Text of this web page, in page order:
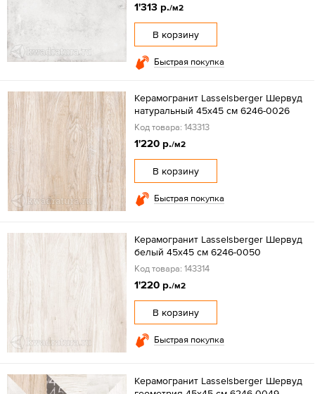
1'313 р./м2
В корзину
Быстрая покупка
Керамогранит Lasselsberger Шервуд
натуральный 45х45 см 6246-0026
Код товара: 143313
1'220 р./м2
В корзину
Быстрая покупка
Керамогранит Lasselsberger Шервуд
белый 45х45 см 6246-0050
Код товара: 143314
1'220 р./м2
В корзину
Быстрая покупка
Керамогранит Lasselsberger Шервуд